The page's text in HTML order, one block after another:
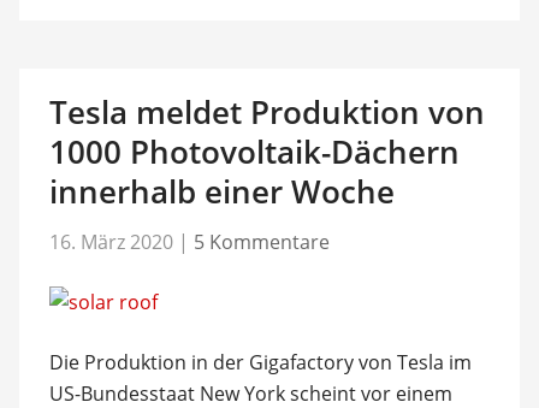
Tesla meldet Produktion von
1000 Photovoltaik-Dächern
innerhalb einer Woche
16. März 2020 | 5 Kommentare
Die Produktion in der Gigafactory von Tesla im
US-Bundesstaat New York scheint vor einem